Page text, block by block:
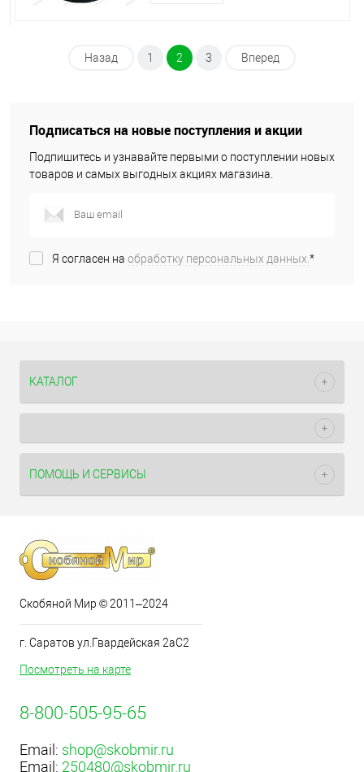
Назад 1 2 3 Вперед
Подписаться на новые поступления и акции
Подпишитесь и узнавайте первыми о поступлении новых
товаров и самых выгодных акциях магазина.
Я согласен на обработку персональных данных.*
КАТАЛОГ
ПОМОЩЬ И СЕРВИСЫ
Скобяной Мир © 2011–2024
г. Саратов ул.Гвардейская 2аС2
Посмотреть на карте
8-800-505-95-65
Email: shop@skobmir.ru
Email: 250480@skobmir.ru